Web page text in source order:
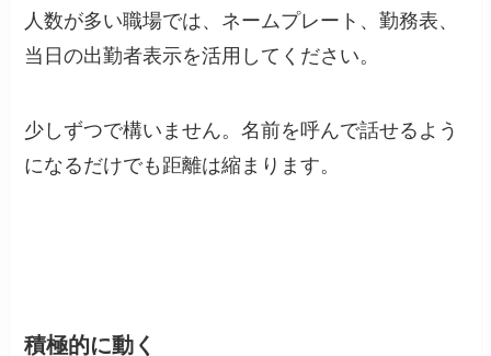
人数が多い職場では、ネームプレート、勤務表、
当日の出勤者表示を活用してください。
少しずつで構いません。名前を呼んで話せるよう
になるだけでも距離は縮まります。
積極的に動く